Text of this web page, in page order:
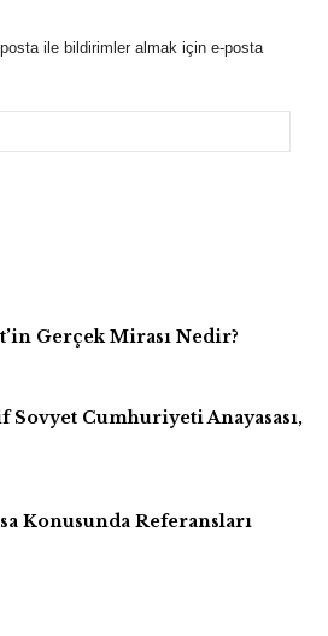
ile bildirimler almak için e-posta
Gerçek Mirası Nedir?
Sovyet Cumhuriyeti Anayasası,
Konusunda Referansları